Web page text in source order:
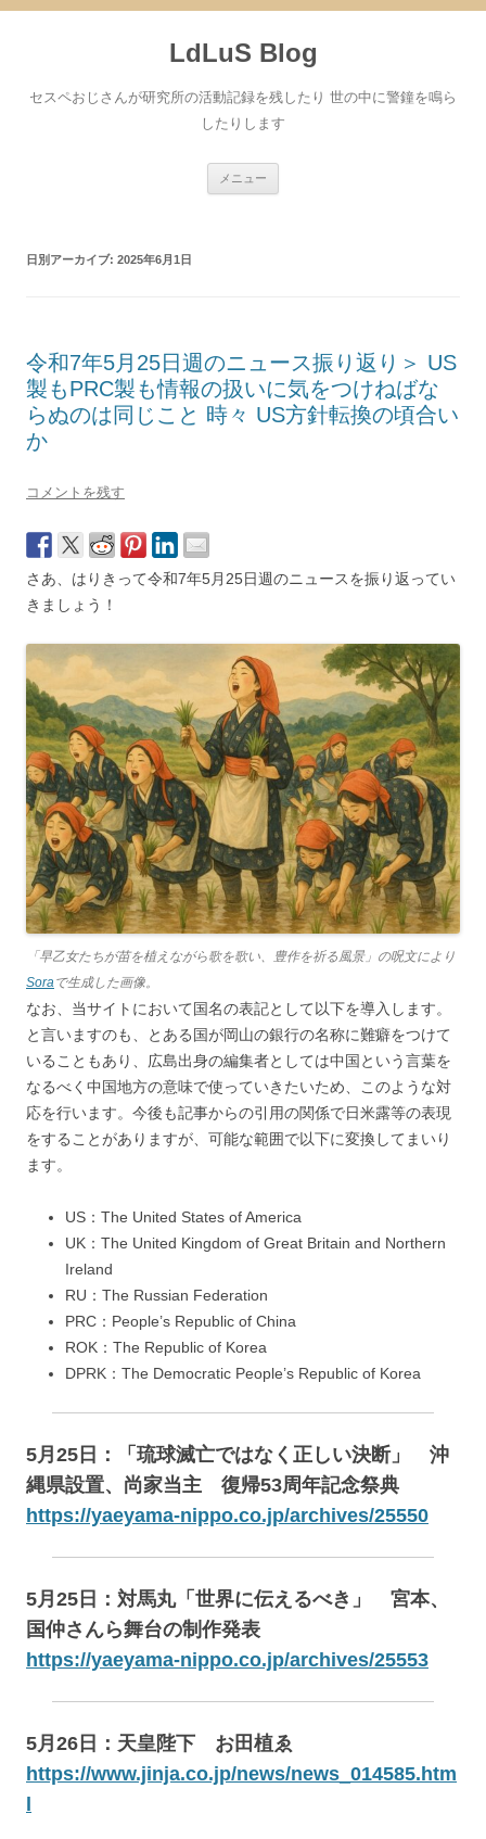
へ
ス
LdLuS Blog
セスペおじさんが研究所の活動記録を残したり 世の中に警鐘を鳴ら
したりします
メニュー
日別アーカイブ: 2025年6月1日
令和7年5月25日週のニュース振り返り＞ US
製もPRC製も情報の扱いに気をつけねばな
らぬのは同じこと 時々 US方針転換の頃合い
か
コメントを残す
さあ、はりきって令和7年5月25日週のニュースを振り返ってい
きましょう！
「早乙女たちが苗を植えながら歌を歌い、豊作を祈る風景」の呪文により
Sora で生成した画像。
なお、当サイトにおいて国名の表記として以下を導入します。
と言いますのも、とある国が岡山の銀行の名称に難癖をつけて
いることもあり、広島出身の編集者としては中国という言葉を
なるべく中国地方の意味で使っていきたいため、このような対
応を行います。今後も記事からの引用の関係で日米露等の表現
をすることがありますが、可能な範囲で以下に変換してまいり
ます。
US：The United States of America
UK：The United Kingdom of Great Britain and Northern
Ireland
RU：The Russian Federation
PRC：People’s Republic of China
ROK：The Republic of Korea
DPRK：The Democratic People’s Republic of Korea
5月25日：「琉球滅亡ではなく正しい決断」 沖
縄県設置、尚家当主 復帰53周年記念祭典
https://yaeyama-nippo.co.jp/archives/25550
5月25日：対馬丸「世界に伝えるべき」 宮本、
国仲さんら舞台の制作発表
https://yaeyama-nippo.co.jp/archives/25553
5月26日：天皇陛下 お田植ゑ
https://www.jinja.co.jp/news/news_014585.htm
l